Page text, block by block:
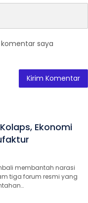
saya
Ekonomi
membantah narasi
tiga forum resmi yang